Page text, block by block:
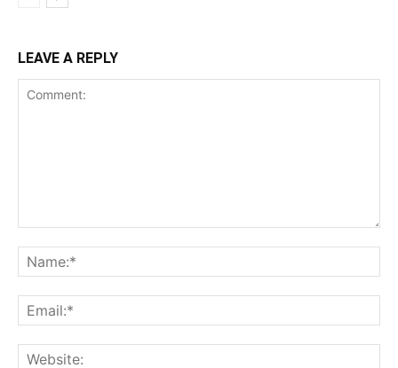
LEAVE A REPLY